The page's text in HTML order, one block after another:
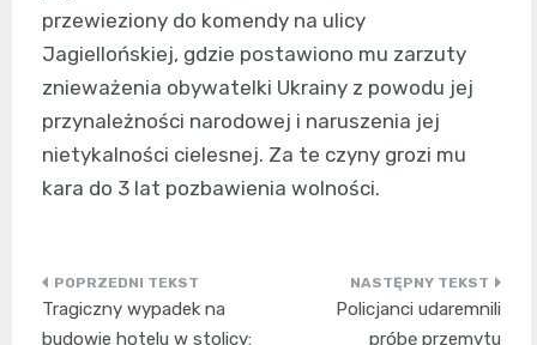
przewieziony do komendy na ulicy
Jagiellońskiej, gdzie postawiono mu zarzuty
znieważenia obywatelki Ukrainy z powodu jej
przynależności narodowej i naruszenia jej
nietykalności cielesnej. Za te czyny grozi mu
kara do 3 lat pozbawienia wolności.
Nawigacja
Tragiczny wypadek na
budowie hotelu w stolicy:
Policjanci udaremnili
próbę przemytu